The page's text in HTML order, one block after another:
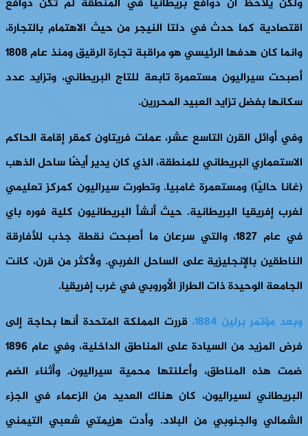
ولكن يلاحظ أن دوافع بريطانيا في المنطقة لم تكن دوافع
اقتصادية كما حدث في دلتا النيجر من حيث الاهتمام بالتجارة،
وانما كان هدفها الرئيسي هو مراقبة تجارة الرقيق ومنذ عام 1808
أصبحت سيراليون مستعمرة تابعة للتاج البريطاني، وتزايد عدد
سكانها بفضل تزايد العبيد المحررين.
وفي أوائل القرن التاسع عشر، عملت فريتاون كمقر إقامة الحاكم
الاستعماري البريطاني للمنطقة، الذي كان يدير أيضًا ساحل الذهب
(غانا حاليًا) ومستعمرة غامبيا. وتطورت سيراليون كمركز تعليمي
لغرب إفريقيا البريطانية. حيث أنشأ البريطانيون كلية فوره باي
في عام 1827، والتي سرعان ما أصبحت نقطة جذب للأفارقة
الناطقين بالإنجليزية على الساحل الغربي. ولأكثر من قرن، كانت
الجامعة الوحيدة ذات الطراز الأوروبي في غرب إفريقيا.
وبعد مؤتمر برلين 1884،
قررت المملكة المتحدة أنها بحاجة إلى
فرض المزيد من السيادة على المناطق الداخلية، وفي عام 1896
ضمت هذه المناطق، وأعلنتها محمية سيراليون. وأثناء الضم
البريطاني لسيراليون، كان هناك العديد من الزعماء في الجزء
الشمالي والجنوبي من البلاد. وأدت هزيمتي شعبي التيمني